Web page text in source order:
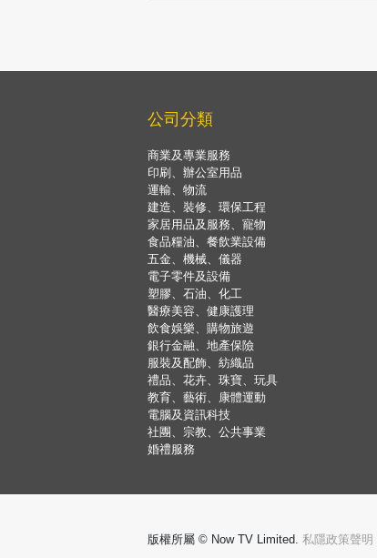
公司分類
商業及專業服務
印刷、辦公室用品
運輸、物流
建造、裝修、環保工程
家居用品及服務、寵物
食品糧油、餐飲業設備
五金、機械、儀器
電子零件及設備
塑膠、石油、化工
醫療美容、健康護理
飲食娛樂、購物旅遊
銀行金融、地產保險
服裝及配飾、紡織品
禮品、花卉、珠寶、玩具
教育、藝術、康體運動
電腦及資訊科技
社團、宗教、公共事業
婚禮服務
版權所屬 © Now TV Limited. 私隱政策聲明